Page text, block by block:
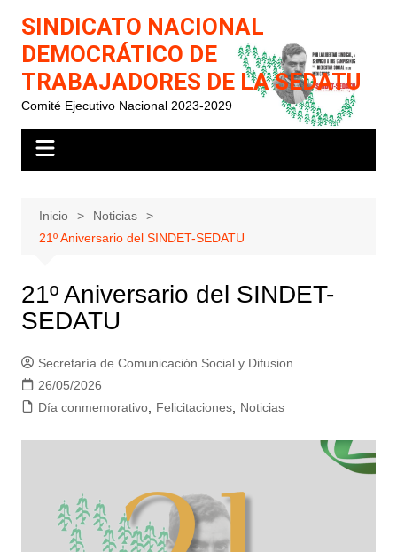
contenido
SINDICATO NACIONAL
DEMOCRÁTICO DE
TRABAJADORES DE LA SEDATU
Comité Ejecutivo Nacional 2023-2029
Inicio
Noticias
21º Aniversario del SINDET-SEDATU
21º Aniversario del SINDET-
SEDATU
Secretaría de Comunicación Social y Difusion
26/05/2026
Día conmemorativo, Felicitaciones, Noticias